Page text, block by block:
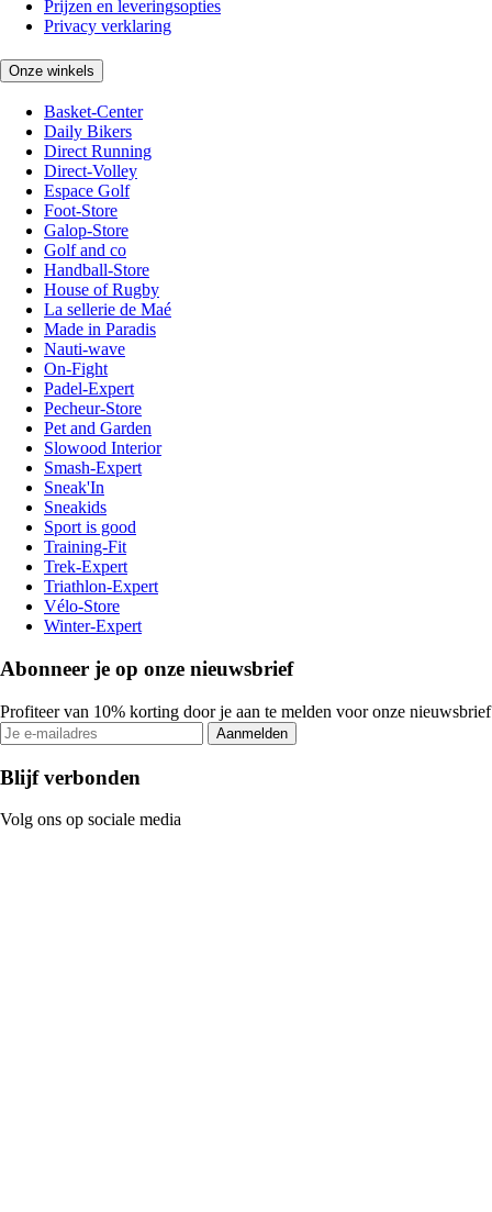
Prijzen en leveringsopties
Privacy verklaring
Onze winkels
Basket-Center
Daily Bikers
Direct Running
Direct-Volley
Espace Golf
Foot-Store
Galop-Store
Golf and co
Handball-Store
House of Rugby
La sellerie de Maé
Made in Paradis
Nauti-wave
On-Fight
Padel-Expert
Pecheur-Store
Pet and Garden
Slowood Interior
Smash-Expert
Sneak'In
Sneakids
Sport is good
Training-Fit
Trek-Expert
Triathlon-Expert
Vélo-Store
Winter-Expert
Abonneer je op onze nieuwsbrief
Profiteer van 10% korting door je aan te melden voor onze nieuwsbrief
Aanmelden
Blijf verbonden
Volg ons op sociale media